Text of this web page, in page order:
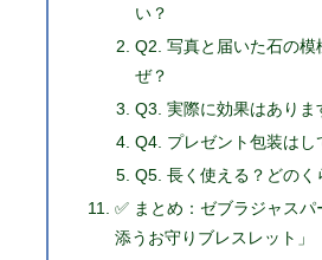
い？
Q2. 写真と届いた石の模
ぜ？
Q3. 実際に効果はありま
Q4. プレゼント包装はし
Q5. 長く使える？どのく
✅ まとめ：ゼブラジャスパ
添うお守りブレスレット」